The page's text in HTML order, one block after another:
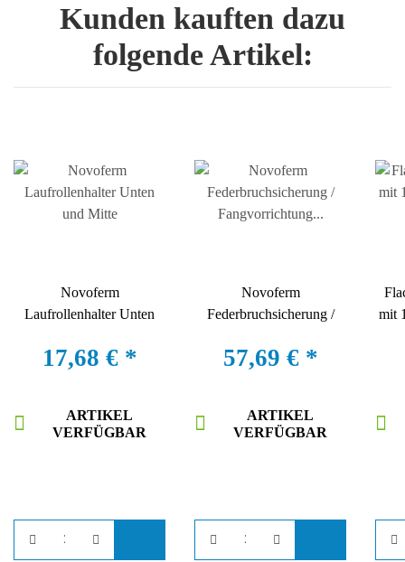
Kunden kauften dazu
folgende Artikel:
Novoferm
Laufrollenhalter Unten
17,68 € *
ARTIKEL
VERFÜGBAR
Novoferm
Federbruchsicherung /
Sektionaltor links
57,69 € *
ARTIKEL
VERFÜGBAR
mit